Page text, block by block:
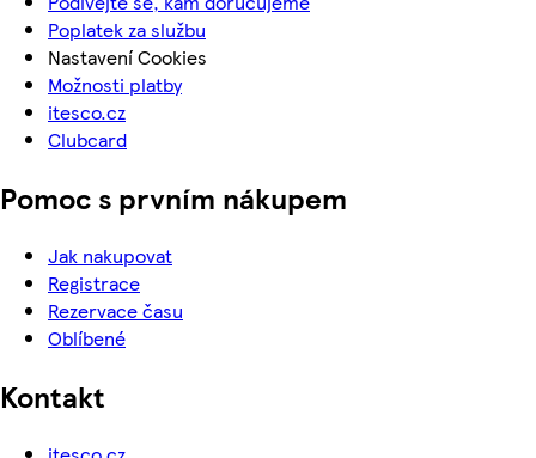
Poplatek za službu
Nastavení Cookies
Možnosti platby
itesco.cz
Clubcard
Pomoc s prvním nákupem
Jak nakupovat
Registrace
Rezervace času
Oblíbené
Kontakt